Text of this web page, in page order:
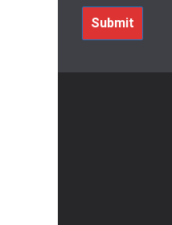
Submit